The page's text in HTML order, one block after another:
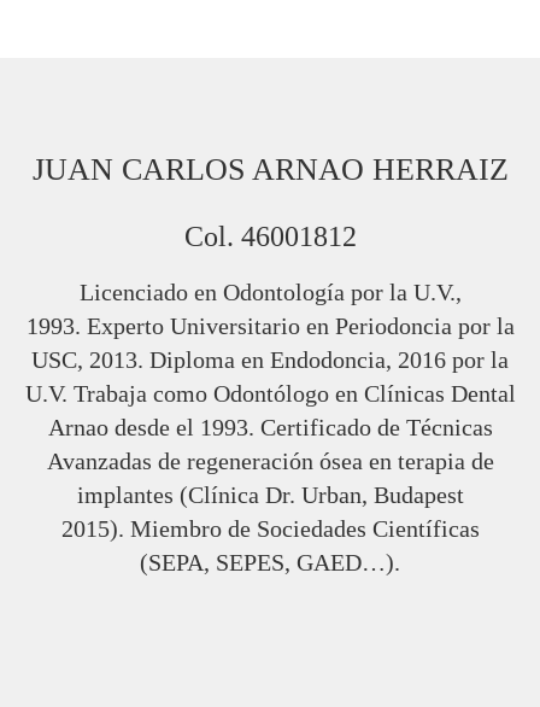
JUAN CARLOS ARNAO HERRAIZ
Col. 46001812
Licenciado en Odontología por la U.V.,
1993. Experto Universitario en Periodoncia por la
USC, 2013. Diploma en Endodoncia, 2016 por la
U.V. Trabaja como Odontólogo en Clínicas Dental
Arnao desde el 1993. Certificado de Técnicas
Avanzadas de regeneración ósea en terapia de
implantes (Clínica Dr. Urban, Budapest
2015). Miembro de Sociedades Científicas
(SEPA, SEPES, GAED…).